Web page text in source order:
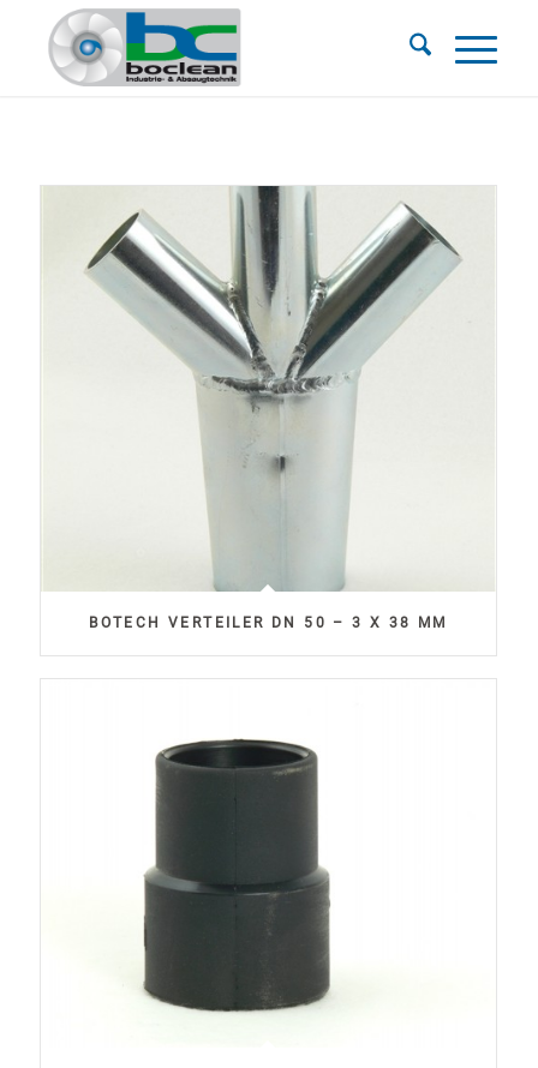
BOTECH VERTEILER DN 50 – 3 X 38 MM